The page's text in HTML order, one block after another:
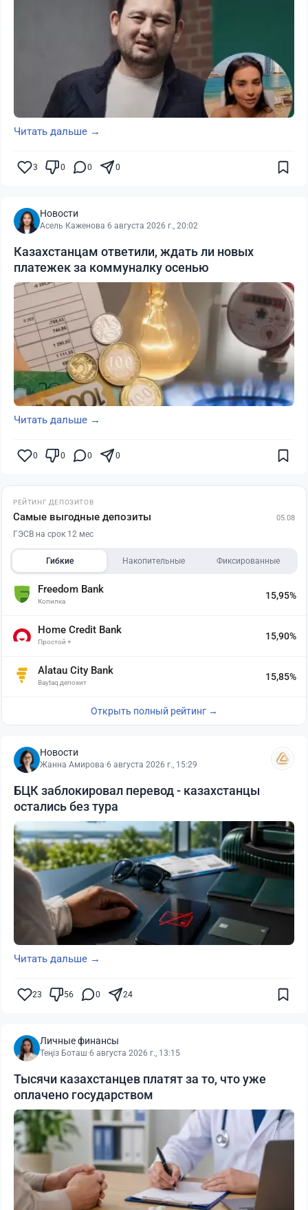
Читать дальше →
3 0 0 0
Новости
Асель Каженова·6 августа 2026 г., 20:02
Казахстанцам ответили, ждать ли новых
платежек за коммуналку осенью
Читать дальше →
0 0 0 0
РЕЙТИНГ ДЕПОЗИТОВ
Самые выгодные депозиты 05.08
ГЭСВ на срок 12 мес
Гибкие Накопительные Фиксированные
Freedom Bank
Копилка
15,95%
Home Credit Bank
Простой +
15,90%
Alatau City Bank
Baytaq депозит
15,85%
Открыть полный рейтинг →
Новости
Жанна Амирова·6 августа 2026 г., 15:29
БЦК заблокировал перевод - казахстанцы
остались без тура
Читать дальше →
23 56 0 24
Личные финансы
Теңіз Боташ·6 августа 2026 г., 13:15
Тысячи казахстанцев платят за то, что уже
оплачено государством